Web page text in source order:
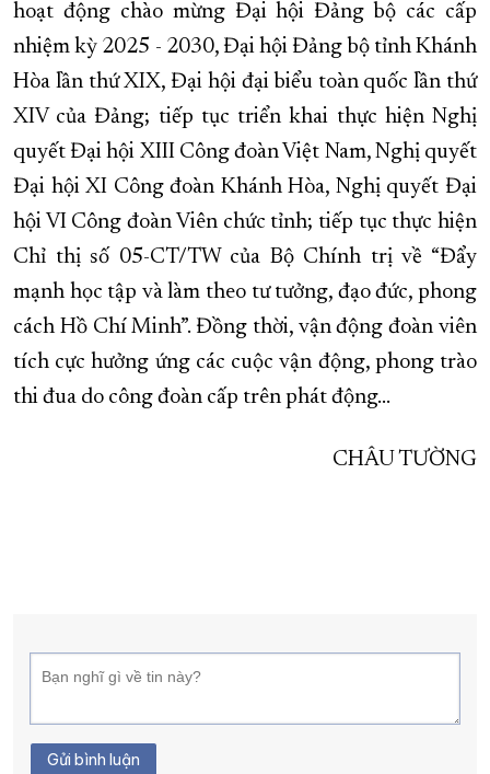
hoạt động chào mừng Đại hội Đảng bộ các cấp
nhiệm kỳ 2025 - 2030, Đại hội Đảng bộ tỉnh Khánh
Hòa lần thứ XIX, Đại hội đại biểu toàn quốc lần thứ
XIV của Đảng; tiếp tục triển khai thực hiện Nghị
quyết Đại hội XIII Công đoàn Việt Nam, Nghị quyết
Đại hội XI Công đoàn Khánh Hòa, Nghị quyết Đại
hội VI Công đoàn Viên chức tỉnh; tiếp tục thực hiện
Chỉ thị số 05-CT/TW của Bộ Chính trị về “Đẩy
mạnh học tập và làm theo tư tưởng, đạo đức, phong
cách Hồ Chí Minh”. Đồng thời, vận động đoàn viên
tích cực hưởng ứng các cuộc vận động, phong trào
thi đua do công đoàn cấp trên phát động…
CHÂU TƯỜNG
Gửi bình luận